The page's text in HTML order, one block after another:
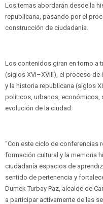
Los temas abordarán desde la
republicana, pasando por el
construcción de ciudadanía.
Los contenidos giran en torno a
(siglos XVI–XVIII), el proceso
y la historia republicana (siglos
políticos, urbanos, económicos,
evolución de la ciudad.
“Con este ciclo de conferencias
formación cultural y la memoria
ciudadanía espacios de
sentido de pertenencia y
Dumek Turbay Paz, alcalde de
a participar activamente de las